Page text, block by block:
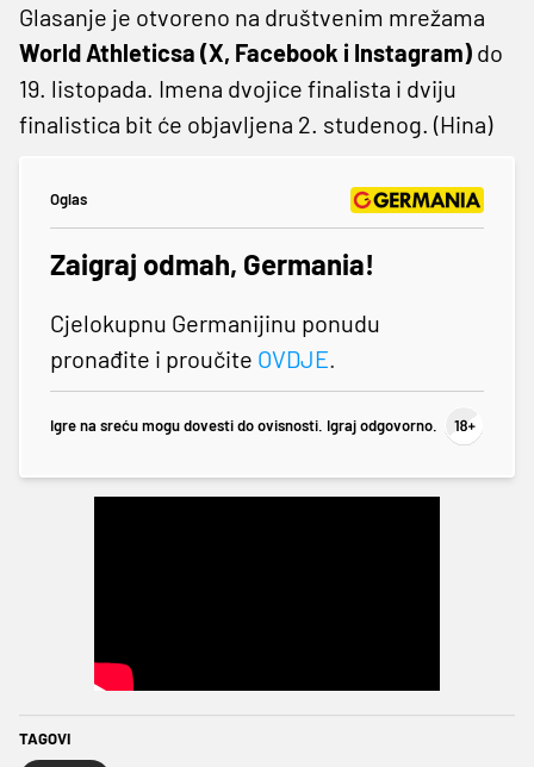
Glasanje je otvoreno na društvenim mrežama
World Athleticsa (X, Facebook i Instagram) do
19. listopada. Imena dvojice finalista i dviju
finalistica bit će objavljena 2. studenog. (Hina)
Oglas
Zaigraj odmah, Germania!
Cjelokupnu Germanijinu ponudu
pronađite i proučite OVDJE.
Igre na sreću mogu dovesti do ovisnosti. Igraj odgovorno.
TAGOVI